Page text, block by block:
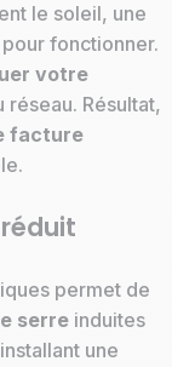
le soleil, une
fonctionner.
votre
Résultat,
facture
permet de
serreinduites
une